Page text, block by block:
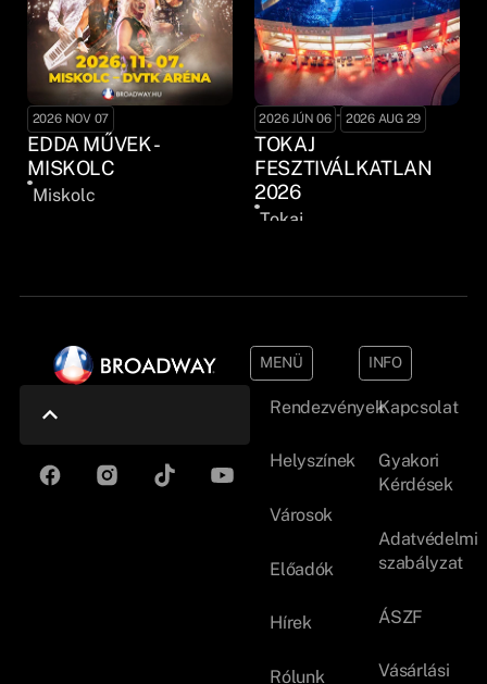
2026 NOV 07
EDDA MŰVEK -
MISKOLC
Miskolc
2026 JÚN 06 - 2026 AUG 29
TOKAJ
FESZTIVÁLKATLAN
2026
Tokaj
MENÜ
Rendezvények
Helyszínek
Városok
Előadók
Hírek
Rólunk
INFO
Kapcsolat
Gyakori
Kérdések
Adatvédelmi
szabályzat
ÁSZF
Vásárlási